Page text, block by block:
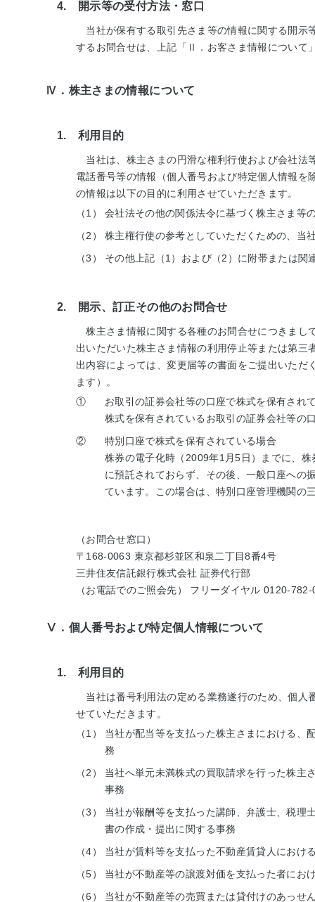
4. 開示等の受付方法・窓口
当社が保有する取引先さま等の情報に関する開示
するお問合せは、上記「Ⅱ．お客さま情報について
Ⅳ．株主さまの情報について
1. 利用目的
当社は、株主さまの円滑な権利行使および会社法
電話番号等の情報（個人番号および特定個人情報
の情報は以下の目的に利用させていただきます。
（1）
会社法その他の関係法令に基づく株主さま等
（2）
株主権行使の参考としていただくための、当
（3）
その他上記（1）および（2）に附帯または関
2. 開示、訂正その他のお問合せ
株主さま情報に関する各種のお問合せにつきまし
出いただいた株主さま情報の利用停止等または第
出内容によっては、変更届等の書面をご提出いた
ます）。
①
お取引の証券会社等の口座で株式を保有され
株式を保有されているお取引の証券会社等の
②
特別口座で株式を保有されている場合
株券の電子化時（2009年1月5日）までに、
に預託されておらず、その後、一般口座への
ています。この場合は、特別口座管理機関の
（お問合せ窓口）
〒168-0063 東京都杉並区和泉二丁目8番4号
三井住友信託銀行株式会社 証券代行部
（お電話でのご照会先） フリーダイヤル 0120-
Ⅴ．個人番号および特定個人情報について
1. 利用目的
当社は番号利用法の定める業務遂行のため、個人
せていただきます。
（1）
当社が配当等を支払った株主さまにおける、
務
（2）
当社へ単元未満株式の買取請求を行った株主
事務
（3）
当社が報酬等を支払った講師、弁護士、税理
書の作成・提出に関する事務
（4）
当社が賃料等を支払った不動産賃貸人におけ
（5）
当社が不動産等の譲渡対価を支払った者にお
（6）
当社が不動産等の売買または貸付けのあっせ